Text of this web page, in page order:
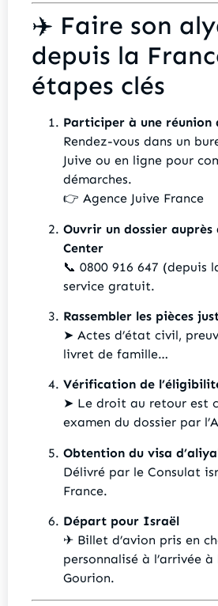
✈️ Faire son
depuis la
étapes clés
Participer à une réunion
Rendez-vous dans un
Juive ou en ligne pour
démarches.
👉 Agence Juive France
Ouvrir un dossier auprès
Center
📞 0800 916 647 (depuis
service gratuit.
Rassembler les pièces
➤ Actes d’état civil,
livret de famille…
Vérification de
➤ Le droit au retour est
examen du dossier par
Obtention du visa
Délivré par le Consulat
France.
Départ pour Israël
✈ Billet d’avion pris en
personnalisé à l’arrivée à
Gourion.